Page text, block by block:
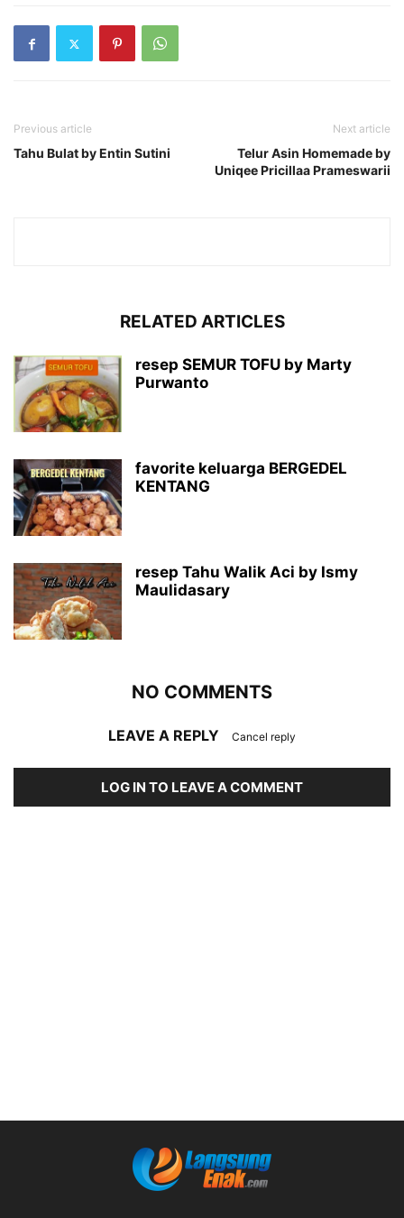
Previous article
Tahu Bulat by Entin Sutini
Next article
Telur Asin Homemade by
Uniqee Pricillaa Prameswarii
RELATED ARTICLES
resep SEMUR TOFU by Marty
Purwanto
favorite keluarga BERGEDEL
KENTANG
resep Tahu Walik Aci by Ismy
Maulidasary
NO COMMENTS
LEAVE A REPLY Cancel reply
LOG IN TO LEAVE A COMMENT